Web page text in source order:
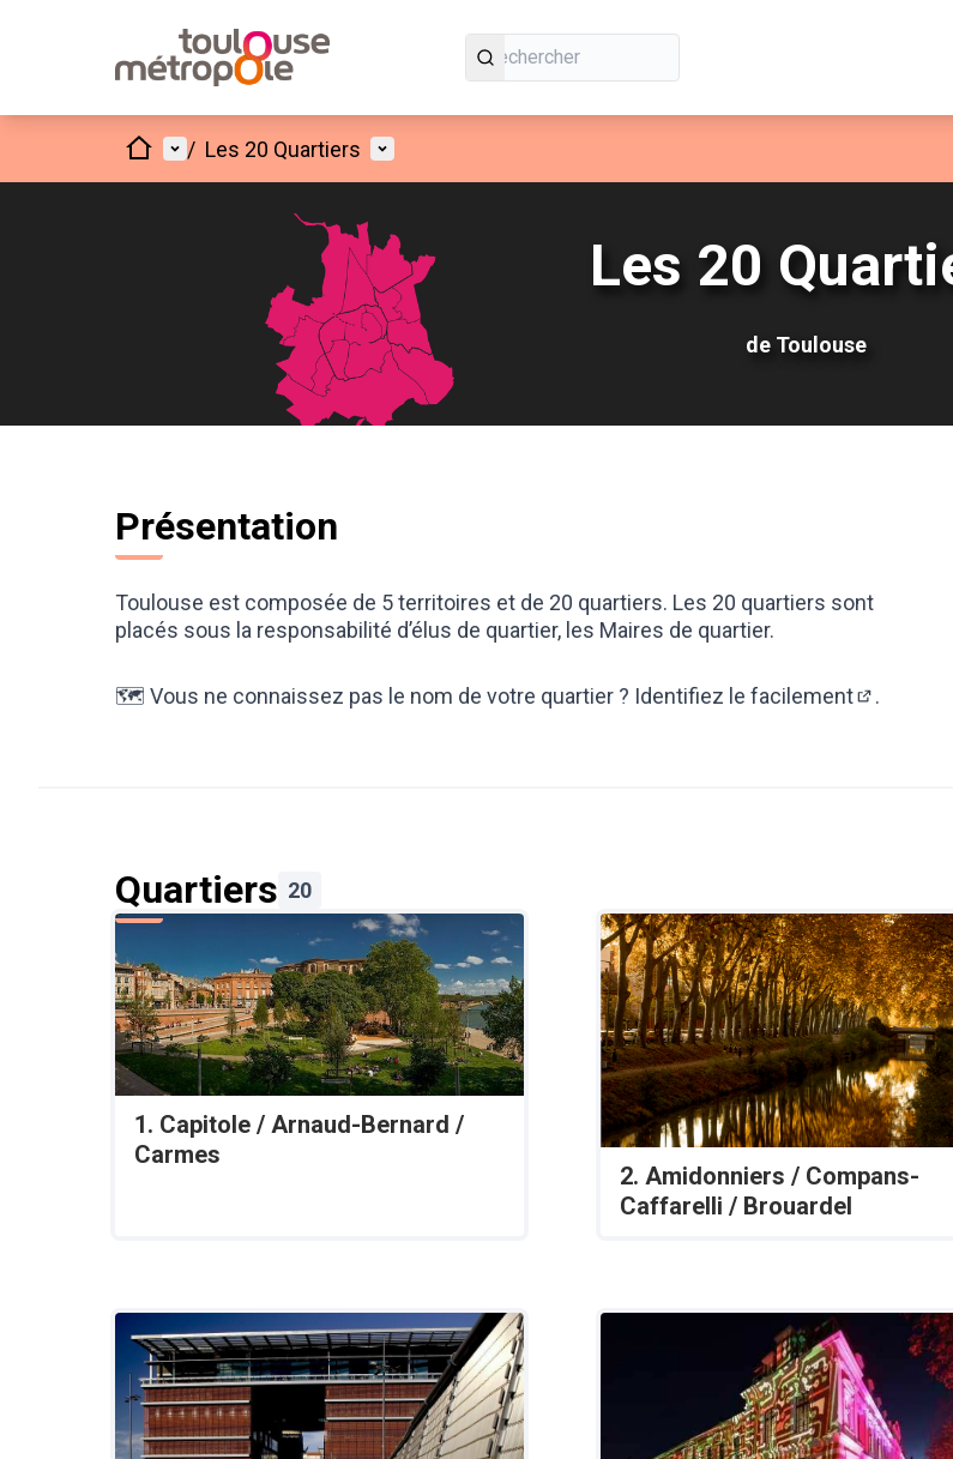
AccueilMenu principal
/ Les 20 Quartiers Menu utilisateur
Les 20
de Toulouse
Présentation
Toulouse est composée de 5 territoires et de 20 quartiers. Les 20 quartiers sont
placés sous la responsabilité d’élus de quartier, les Maires de quartier.
🗺️ Vous ne connaissez pas le nom de votre quartier ? Identifiez le facilement
.
Quartiers 20
1. Capitole / Arnaud-Bernard /
Carmes
2. Amidonniers / Compans-
Caffarelli / Brouardel